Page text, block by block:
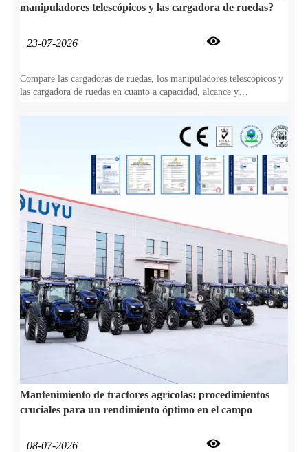
manipuladores telescópicos y las cargadora de ruedas?
23-07-2026 
Compare las cargadoras de ruedas, los manipuladores telescópicos y
las cargadora de ruedas en cuanto a capacidad, alcance y
Mantenimiento de tractores agrícolas: procedimientos
cruciales para un rendimiento óptimo en el campo
08-07-2026 